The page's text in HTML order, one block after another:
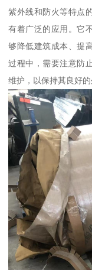
紫外线和防火等特点
有着广泛的应用。它
够降低建筑成本、提
过程中，需要注意防
维护，以保持其良好的